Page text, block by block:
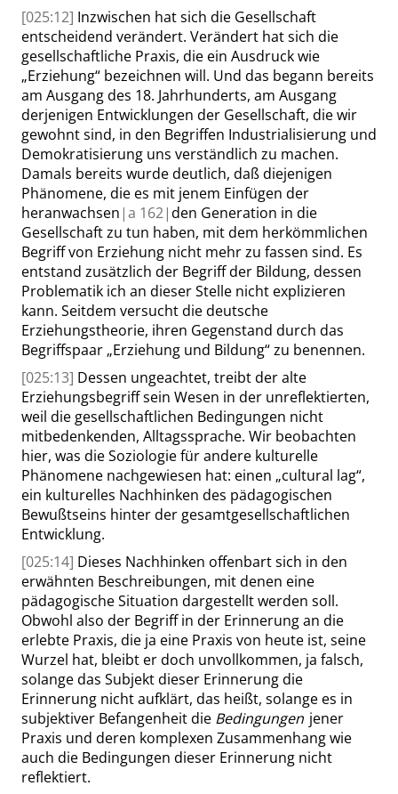
[025:12] Inzwischen hat sich die Gesellschaft
entscheidend verändert. Verändert hat sich die
gesellschaftliche Praxis, die ein Ausdruck wie
„Erziehung“ bezeichnen will. Und das begann bereits
am Ausgang des 18. Jahrhunderts, am Ausgang
derjenigen Entwicklungen der Gesellschaft, die wir
gewohnt sind, in den Begriffen Industrialisierung und
Demokratisierung uns verständlich zu machen.
Damals bereits wurde deutlich, daß diejenigen
Phänomene, die es mit jenem Einfügen der
heranwachsen |a 162|den Generation in die
Gesellschaft zu tun haben, mit dem herkömmlichen
Begriff von Erziehung nicht mehr zu fassen sind. Es
entstand zusätzlich der Begriff der Bildung, dessen
Problematik ich an dieser Stelle nicht explizieren
kann. Seitdem versucht die deutsche
Erziehungstheorie, ihren Gegenstand durch das
Begriffspaar „Erziehung und Bildung“zu benennen.
[025:13] Dessen ungeachtet, treibt der alte
Erziehungsbegriff sein Wesen in der unreflektierten,
weil die gesellschaftlichen Bedingungen nicht
mitbedenkenden, Alltagssprache. Wir beobachten
hier, was die Soziologie für andere kulturelle
Phänomene nachgewiesen hat: einen „cultural lag“,
ein kulturelles Nachhinken des pädagogischen
Bewußtseins hinter der gesamtgesellschaftlichen
Entwicklung.
[025:14] Dieses Nachhinken offenbart sich in den
erwähnten Beschreibungen, mit denen eine
pädagogische Situation dargestellt werden soll.
Obwohl also der Begriff in der Erinnerung an die
erlebte Praxis, die ja eine Praxis von heute ist, seine
Wurzel hat, bleibt er doch unvollkommen, ja falsch,
solange das Subjekt dieser Erinnerung die
Erinnerung nicht aufklärt, das heißt, solange es in
subjektiver Befangenheit die Bedingungen jener
Praxis und deren komplexen Zusammenhang wie
auch die Bedingungen dieser Erinnerung nicht
reflektiert.